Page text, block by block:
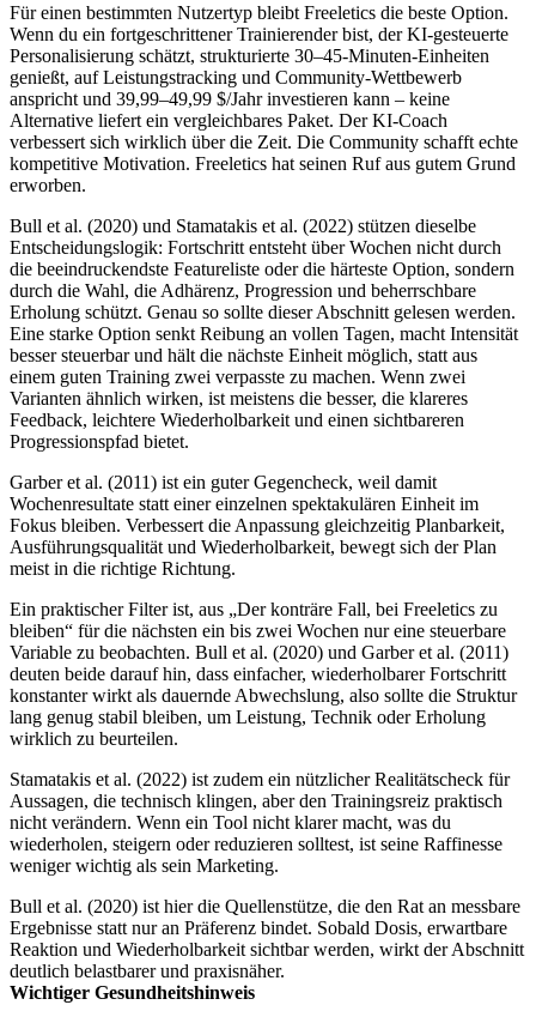
Für einen bestimmten Nutzertyp bleibt Freeletics die beste Option.
Wenn du ein fortgeschrittener Trainierender bist, der KI-gesteuerte
Personalisierung schätzt, strukturierte 30–45-Minuten-Einheiten
genießt, auf Leistungstracking und Community-Wettbewerb
anspricht und 39,99–49,99 $/Jahr investieren kann – keine
Alternative liefert ein vergleichbares Paket. Der KI-Coach
verbessert sich wirklich über die Zeit. Die Community schafft echte
kompetitive Motivation. Freeletics hat seinen Ruf aus gutem Grund
erworben.
Bull et al. (2020) und Stamatakis et al. (2022) stützen dieselbe
Entscheidungslogik: Fortschritt entsteht über Wochen nicht durch
die beeindruckendste Featureliste oder die härteste Option, sondern
durch die Wahl, die Adhärenz, Progression und beherrschbare
Erholung schützt. Genau so sollte dieser Abschnitt gelesen werden.
Eine starke Option senkt Reibung an vollen Tagen, macht Intensität
besser steuerbar und hält die nächste Einheit möglich, statt aus
einem guten Training zwei verpasste zu machen. Wenn zwei
Varianten ähnlich wirken, ist meistens die besser, die klareres
Feedback, leichtere Wiederholbarkeit und einen sichtbareren
Progressionspfad bietet.
Garber et al. (2011) ist ein guter Gegencheck, weil damit
Wochenresultate statt einer einzelnen spektakulären Einheit im
Fokus bleiben. Verbessert die Anpassung gleichzeitig Planbarkeit,
Ausführungsqualität und Wiederholbarkeit, bewegt sich der Plan
meist in die richtige Richtung.
Ein praktischer Filter ist, aus „Der konträre Fall, bei Freeletics zu
bleiben“ für die nächsten ein bis zwei Wochen nur eine steuerbare
Variable zu beobachten. Bull et al. (2020) und Garber et al. (2011)
deuten beide darauf hin, dass einfacher, wiederholbarer Fortschritt
konstanter wirkt als dauernde Abwechslung, also sollte die Struktur
lang genug stabil bleiben, um Leistung, Technik oder Erholung
wirklich zu beurteilen.
Stamatakis et al. (2022) ist zudem ein nützlicher Realitätscheck für
Aussagen, die technisch klingen, aber den Trainingsreiz praktisch
nicht verändern. Wenn ein Tool nicht klarer macht, was du
wiederholen, steigern oder reduzieren solltest, ist seine Raffinesse
weniger wichtig als sein Marketing.
Bull et al. (2020) ist hier die Quellenstütze, die den Rat an messbare
Ergebnisse statt nur an Präferenz bindet. Sobald Dosis, erwartbare
Reaktion und Wiederholbarkeit sichtbar werden, wirkt der Abschnitt
deutlich belastbarer und praxisnäher.
Wichtiger Gesundheitshinweis